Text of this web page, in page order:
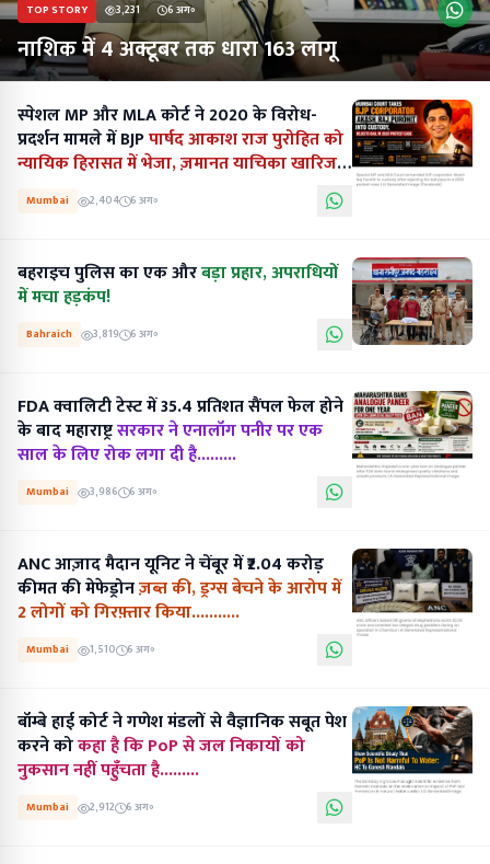
TOP STORY 3,231 6 अग॰
नाशिक में 4 अक्टूबर तक धारा 163 लागू
स्पेशल MP और MLA कोर्ट ने 2020 के विरोध-
प्रदर्शन मामले में BJPपार्षद आकाश राज पुरोहित को
न्यायिक हिरासत में भेजा, ज़मानत याचिका खारिज
Mumbai 2,404 6 अग॰
बहराइच पुलिस का एक औरबड़ा प्रहार, अपराधियों
में मचा हड़कंप!
Bahraich 3,819 6 अग॰
FDA क्वालिटी टेस्ट में 35.4 प्रतिशत सैंपल फेल होने
के बाद महाराष्ट्रसरकार ने एनालॉग पनीर पर एक
साल के लिए रोक लगा दी है.........
Mumbai 3,986 6 अग॰
ANC आज़ाद मैदान यूनिट ने चेंबूर में ₹2.04 करोड़
कीमत की मेफेड्रोनज़ब्त की, ड्रग्स बेचने के आरोप में
2 लोगों को गिरफ़्तार किया...........
Mumbai 1,510 6 अग॰
बॉम्बे हाई कोर्ट ने गणेश मंडलों से वैज्ञानिक सबूत पेश
करने कोकहा है कि PoP से जल निकायों को
नुकसान नहीं पहुँचता है.........
Mumbai 2,912 6 अग॰